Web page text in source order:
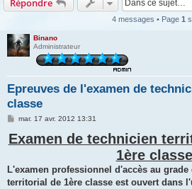
Répondre
4 messages • Page 1
Binano
Administrateur
Epreuves de l'examen de
classe
M
s
s
e
mar. 17 avr. 2012 13:31
Examen de technicien
1ère
L'examen professionnel d'accès au
territorial de 1ère classe est ouvert dans